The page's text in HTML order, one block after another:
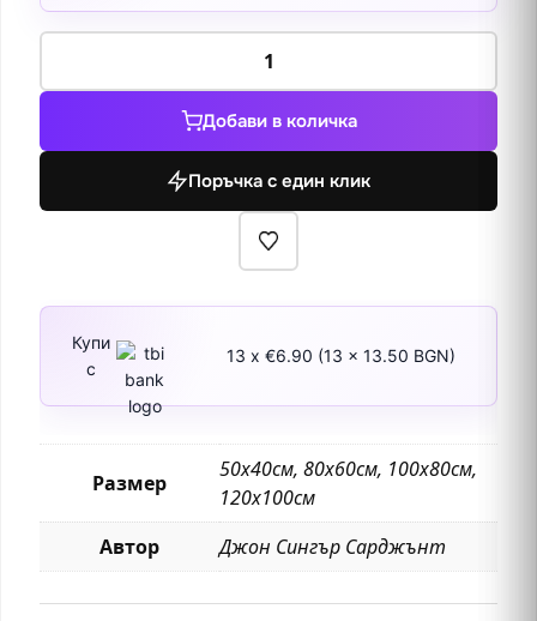
количество
Езерото
Добави в количка
Поръчка с един клик
Купи
с
13 x €6.90 (13 x 13.50 BGN)
Размер
50х40см, 80х60см, 100х80см,
120х100см
Автор
Джон Сингър Сарджънт